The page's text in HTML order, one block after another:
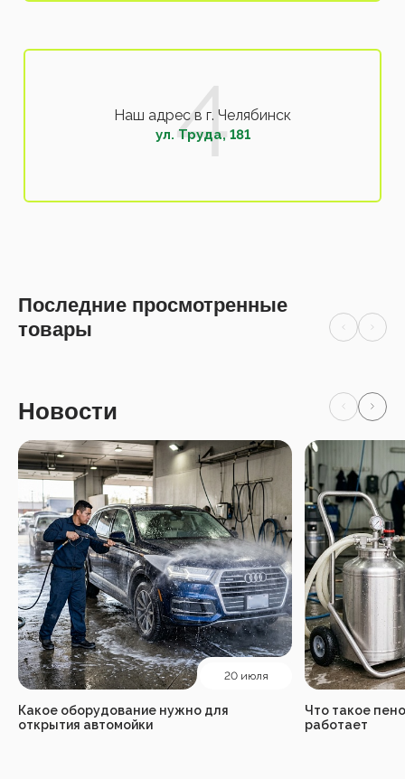
Наш адрес в г. Челябинск
ул. Труда, 181
Последние просмотренные
товары
Новости
20 июля
Какое оборудование нужно для
открытия автомойки
Что такое
работает